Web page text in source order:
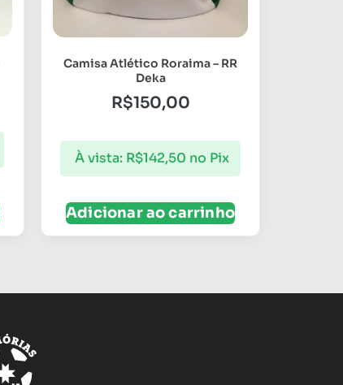
Camisa Atlético Roraima – RR
Deka
R$150,00
À vista: R$142,50 no Pix
Adicionar ao carrinho